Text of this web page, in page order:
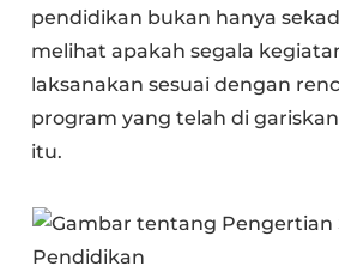
pendidikan bukan hanya
melihat apakah segala
laksanakan sesuai dengan
program yang telah di
itu.